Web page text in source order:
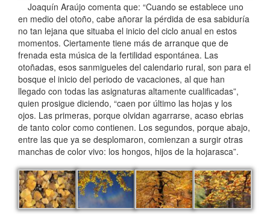
Joaquín Araújo comenta que: “Cuando se establece uno
en medio del otoño, cabe añorar la pérdida de esa sabiduría
no tan lejana que situaba el inicio del ciclo anual en estos
momentos. Ciertamente tiene más de arranque que de
frenada esta música de la fertilidad espontánea. Las
otoñadas, esos sanmigueles del calendario rural, son para el
bosque el inicio del periodo de vacaciones, al que han
llegado con todas las asignaturas altamente cualificadas”,
quien prosigue diciendo, “caen por último las hojas y los
ojos. Las primeras, porque olvidan agarrarse, acaso ebrias
de tanto color como contienen. Los segundos, porque abajo,
entre las que ya se desplomaron, comienzan a surgir otras
manchas de color vivo: los hongos, hijos de la hojarasca”.